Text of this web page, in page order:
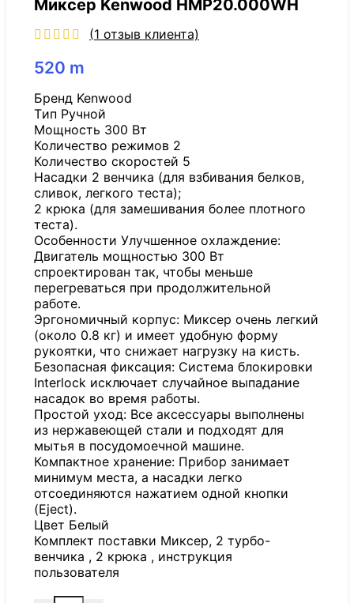
Миксер Kenwood HMP20.000WH
(1 отзыв клиента)
520 m
Бренд Kenwood
Tип Ручной
Мощность 300 Вт
Количество режимов 2
Количество скоростей 5
Насадки 2 венчика (для взбивания белков,
сливок, легкого теста);
2 крюка (для замешивания более плотного
теста).
Особенности Улучшенное охлаждение:
Двигатель мощностью 300 Вт
спроектирован так, чтобы меньше
перегреваться при продолжительной
работе.
Эргономичный корпус: Миксер очень легкий
(около 0.8 кг) и имеет удобную форму
рукоятки, что снижает нагрузку на кисть.
Безопасная фиксация: Система блокировки
Interlock исключает случайное выпадание
насадок во время работы.
Простой уход: Все аксессуары выполнены
из нержавеющей стали и подходят для
мытья в посудомоечной машине.
Компактное хранение: Прибор занимает
минимум места, а насадки легко
отсоединяются нажатием одной кнопки
(Eject).
Цвет Белый
Комплект поставки Миксер, 2 турбо-
венчика , 2 крюка , инструкция
пользователя